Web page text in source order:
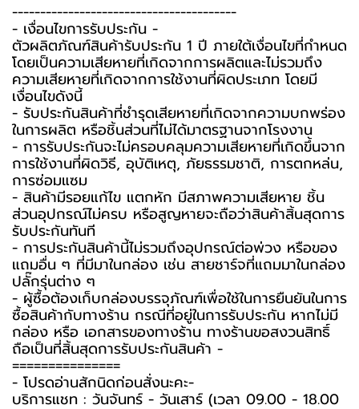
----------------------------------------
-️ เงื่อนไขการรับประกัน -️
ตัวผลิตภัณฑ์สินค้ารับประกัน 1 ปี ภายใต้เงื่อนไขที่กำหนด
โดยเป็นความเสียหายที่เกิดจากการผลิตและไม่รวมถึง
ความเสียหายที่เกิดจากการใช้งานที่ผิดประเภท โดยมี
เงื่อนไขดังนี้
- รับประกันสินค้าที่ชำรุดเสียหายที่เกิดจากความบกพร่อง
ในการผลิต หรือชิ้นส่วนที่ไม่ได้มาตรฐานจากโรงงาน
- การรับประกันจะไม่ครอบคลุมความเสียหายที่เกิดขึ้นจาก
การใช้งานที่ผิดวิธี, อุบัติเหตุ, ภัยธรรมชาติ, การตกหล่น,
การซ่อมแซม
- สินค้ามีรอยแก้ไข แตกหัก มีสภาพความเสียหาย ชิ้น
ส่วนอุปกรณ์ไม่ครบ หรือสูญหายจะถือว่าสินค้าสิ้นสุดการ
รับประกันทันที
- การประกันสินค้านี้ไม่รวมถึงอุปกรณ์ต่อพ่วง หรือของ
แถมอื่น ๆ ที่มีมาในกล่อง เช่น สายชาร์จที่แถมมาในกล่อง
ปลั๊กรุ่นต่าง ๆ
-️ ผู้ซื้อต้องเก็บกล่องบรรจุภัณฑ์เพื่อใช้ในการยืนยันในการ
ซื้อสินค้ากับทางร้าน กรณีที่อยู่ในการรับประกัน หากไม่มี
กล่อง หรือ เอกสารของทางร้าน ทางร้านขอสงวนสิทธิ์
ถือเป็นที่สิ้นสุดการรับประกันสินค้า -️
===============
-️ โปรดอ่านสักนิดก่อนสั่งนะคะ-️
บริการแชท : วันจันทร์ - วันเสาร์ (เวลา 09.00 - 18.00